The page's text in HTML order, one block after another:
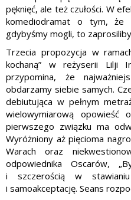
pęknięć, ale też czułości. W
komediodramat o tym,
gdybyśmy mogli, to
Trzecia propozycja w
kochaną” w reżyserii Lilji
przypomina, że
obdarzamy siebie samych.
debiutująca w pełnym
wielowymiarową
pierwszego związku ma
Wyróżniony aż pięcioma
Warach oraz
odpowiednika Oscarów,
i szczerością w
i samoakceptację. Seans